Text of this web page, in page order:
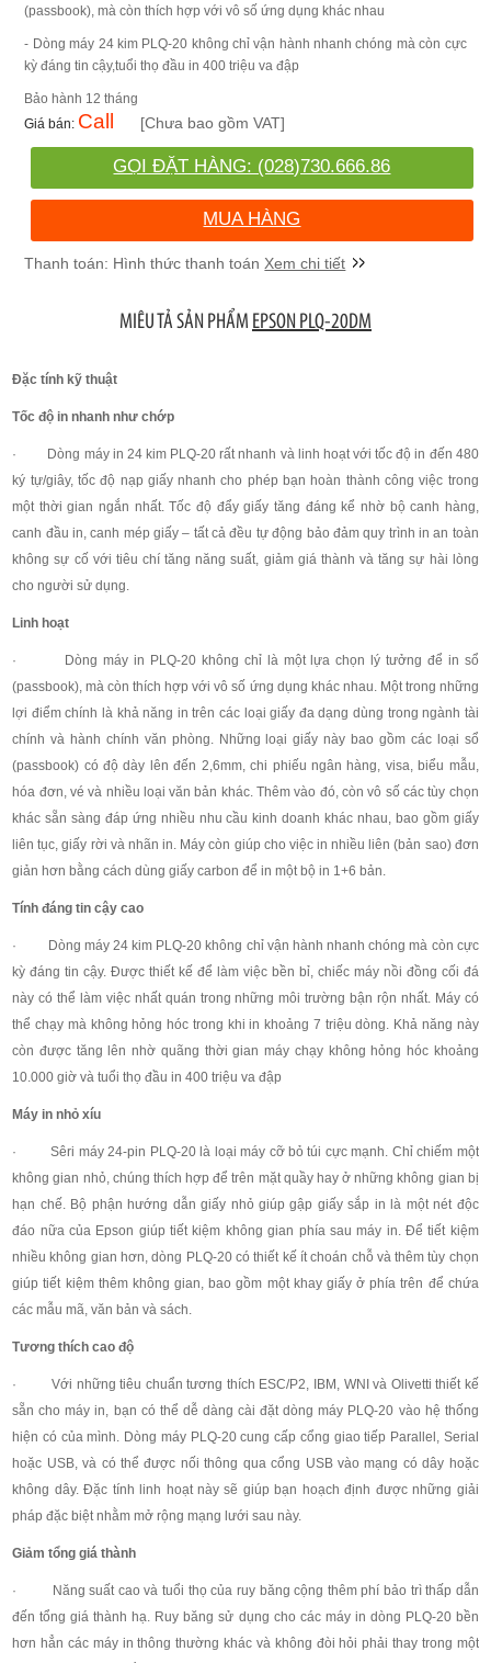
(passbook), mà còn thích hợp với vô số ứng dụng khác nhau
- Dòng máy 24 kim PLQ-20 không chỉ vận hành nhanh chóng mà còn cực
kỳ đáng tin cậy,tuổi thọ đầu in 400 triệu va đập
12 tháng
Call [Chưa bao gồm VAT]
GỌI ĐẶT HÀNG: (028)730.666.86
MUA HÀNG
Xem chi tiết
MIÊU TẢ SẢN PHẨM EPSON PLQ-20DM
Đặc tính kỹ thuật
Tốc độ in nhanh như chớp
· Dòng máy in 24 kim PLQ-20 rất nhanh và linh hoạt với tốc độ in đến 480
ký tự/giây, tốc độ nạp giấy nhanh cho phép bạn hoàn thành công việc trong
một thời gian ngắn nhất. Tốc độ đẩy giấy tăng đáng kể nhờ bộ canh hàng,
canh đầu in, canh mép giấy – tất cả đều tự động bảo đảm quy trình in an toàn
không sự cố với tiêu chí tăng năng suất, giảm giá thành và tăng sự hài lòng
cho người sử dụng.
Linh hoạt
· Dòng máy in PLQ-20 không chỉ là một lựa chọn lý tưởng để in sổ
(passbook), mà còn thích hợp với vô số ứng dụng khác nhau. Một trong những
lợi điểm chính là khả năng in trên các loại giấy đa dạng dùng trong ngành tài
chính và hành chính văn phòng. Những loại giấy này bao gồm các loại sổ
(passbook) có độ dày lên đến 2,6mm, chi phiếu ngân hàng, visa, biểu mẫu,
hóa đơn, vé và nhiều loại văn bản khác. Thêm vào đó, còn vô số các tùy chọn
khác sẵn sàng đáp ứng nhiều nhu cầu kinh doanh khác nhau, bao gồm giấy
liên tục, giấy rời và nhãn in. Máy còn giúp cho việc in nhiều liên (bản sao) đơn
giản hơn bằng cách dùng giấy carbon để in một bộ in 1+6 bản.
Tính đáng tin cậy cao
· Dòng máy 24 kim PLQ-20 không chỉ vận hành nhanh chóng mà còn cực
kỳ đáng tin cậy. Được thiết kế để làm việc bền bỉ, chiếc máy nồi đồng cối đá
này có thể làm việc nhất quán trong những môi trường bận rộn nhất. Máy có
thể chạy mà không hỏng hóc trong khi in khoảng 7 triệu dòng. Khả năng này
còn được tăng lên nhờ quãng thời gian máy chạy không hỏng hóc khoảng
10.000 giờ và tuổi thọ đầu in 400 triệu va đập
Máy in nhỏ xíu
· Sêri máy 24-pin PLQ-20 là loại máy cỡ bỏ túi cực mạnh. Chỉ chiếm một
không gian nhỏ, chúng thích hợp để trên mặt quầy hay ở những không gian bị
hạn chế. Bộ phận hướng dẫn giấy nhỏ giúp gập giấy sắp in là một nét độc
đáo nữa của Epson giúp tiết kiệm không gian phía sau máy in. Để tiết kiệm
nhiều không gian hơn, dòng PLQ-20 có thiết kế ít choán chỗ và thêm tùy chọn
giúp tiết kiệm thêm không gian, bao gồm một khay giấy ở phía trên để chứa
các mẫu mã, văn bản và sách.
Tương thích cao độ
· Với những tiêu chuẩn tương thích ESC/P2, IBM, WNI và Olivetti thiết kế
sẵn cho máy in, bạn có thể dễ dàng cài đặt dòng máy PLQ-20 vào hệ thống
hiện có của mình. Dòng máy PLQ-20 cung cấp cổng giao tiếp Parallel, Serial
hoặc USB, và có thể được nối thông qua cổng USB vào mạng có dây hoặc
không dây. Đặc tính linh hoạt này sẽ giúp bạn hoạch định được những giải
pháp đặc biệt nhằm mở rộng mạng lưới sau này.
Giảm tổng giá thành
· Năng suất cao và tuổi thọ của ruy băng cộng thêm phí bảo trì thấp dẫn
đến tổng giá thành hạ. Ruy băng sử dụng cho các máy in dòng PLQ-20 bền
hơn hẳn các máy in thông thường khác và không đòi hỏi phải thay trong một